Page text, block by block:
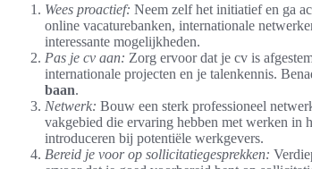
Wees proactief: Neem zelf het initiatief en ga
online vacaturebanken, internationale
interessante mogelijkheden.
Pas je cv aan: Zorg ervoor dat je cv is
internationale projecten en je talenkennis.
baan.
Netwerk: Bouw een sterk professioneel
vakgebied die ervaring hebben met werken
introduceren bij potentiële werkgevers.
Bereid je voor op sollicitatiegesprekken: